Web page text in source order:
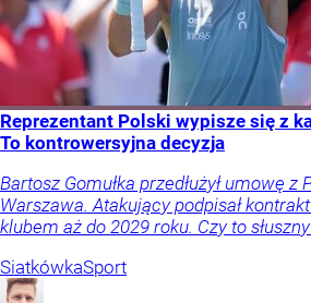
Reprezentant Polski wypisze się z
To kontrowersyjna decyzja
Bartosz Gomułka przedłużył umowę z
Warszawa. Atakujący podpisał
klubem aż do 2029 roku. Czy to
SiatkówkaSport